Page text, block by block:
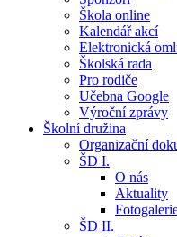
Škola online
Kalendář akcí
Elektronická
Školská rada
Pro rodiče
Učebna Google
Výroční zprávy
Školní družina
Organizační
ŠD I.
O nás
Aktuality
ŠD II.